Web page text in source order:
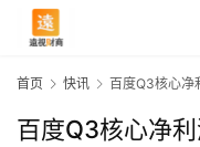
首页 快讯 百度Q3核心净
百度Q3核心净